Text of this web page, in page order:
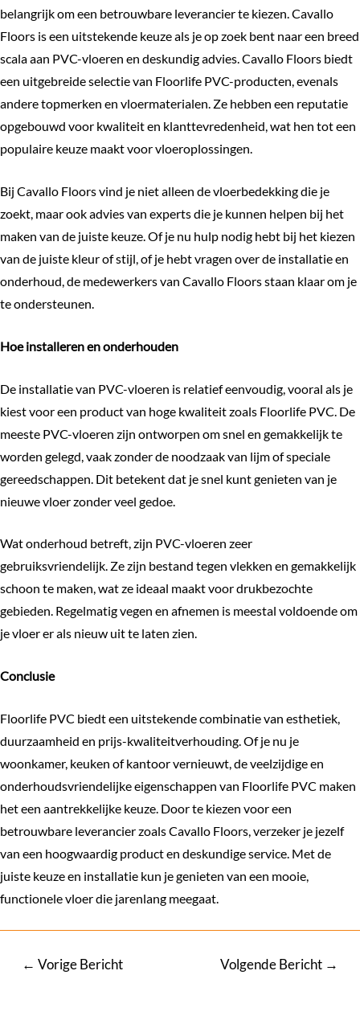
belangrijk om een betrouwbare leverancier te kiezen.Cavallo
Floors is een uitstekende keuze als je op zoek bent naar een breed
scala aan PVC-vloeren en deskundig advies. Cavallo Floors biedt
een uitgebreide selectie van Floorlife PVC-producten, evenals
andere topmerken en vloermaterialen. Ze hebben een reputatie
opgebouwd voor kwaliteit en klanttevredenheid, wat hen tot een
populaire keuze maakt voor vloeroplossingen.
Bij Cavallo Floors vind je niet alleen de vloerbedekking die je
zoekt, maar ook advies van experts die je kunnen helpen bij het
maken van de juiste keuze. Of je nu hulp nodig hebt bij het kiezen
van de juiste kleur of stijl, of je hebt vragen over de installatie en
onderhoud, de medewerkers van Cavallo Floors staan klaar om je
te ondersteunen.
Hoe installeren en onderhouden
De installatie van PVC-vloeren is relatief eenvoudig, vooral als je
kiest voor een product van hoge kwaliteit zoals Floorlife PVC. De
meeste PVC-vloeren zijn ontworpen om snel en gemakkelijk te
worden gelegd, vaak zonder de noodzaak van lijm of speciale
gereedschappen. Dit betekent dat je snel kunt genieten van je
nieuwe vloer zonder veel gedoe.
Wat onderhoud betreft, zijn PVC-vloeren zeer
gebruiksvriendelijk. Ze zijn bestand tegen vlekken en gemakkelijk
schoon te maken, wat ze ideaal maakt voor drukbezochte
gebieden. Regelmatig vegen en afnemen is meestal voldoende om
je vloer er als nieuw uit te laten zien.
Conclusie
Floorlife PVC biedt een uitstekende combinatie van esthetiek,
duurzaamheid en prijs-kwaliteitverhouding. Of je nu je
woonkamer, keuken of kantoor vernieuwt, de veelzijdige en
onderhoudsvriendelijke eigenschappen van Floorlife PVC maken
het een aantrekkelijke keuze. Door te kiezen voor een
betrouwbare leverancier zoals Cavallo Floors, verzeker je jezelf
van een hoogwaardig product en deskundige service. Met de
juiste keuze en installatie kun je genieten van een mooie,
functionele vloer die jarenlang meegaat.
Bericht
← Vorige Bericht Volgende Bericht →